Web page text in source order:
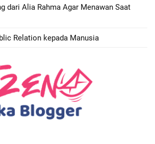
dari Alia Rahma Agar Menawan Saat
Relation kepada Manusia